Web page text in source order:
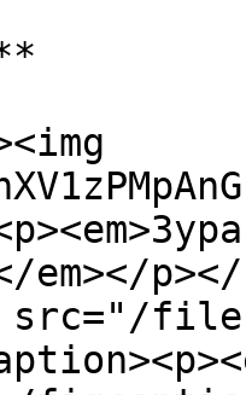
em></
files/